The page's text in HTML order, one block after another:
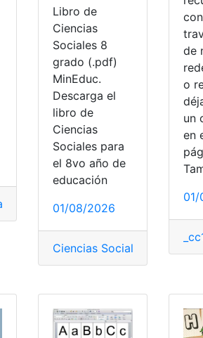
Educación,Herramientas Ecuador,
Libro de
Ciencias
Sociales 8
grado (.pdf)
MinEduc.
Descarga el
libro de
Ciencias
Sociales para
el 8vo año de
educación
01/08/2026
Ciencias Sociales
de
o
un
en